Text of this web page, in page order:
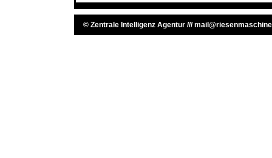
© Zentrale Intelligenz Agentur ///